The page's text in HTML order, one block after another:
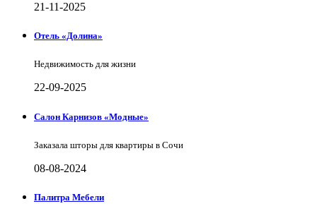
21-11-2025
Отель «Долина»
Недвижимость для жизни
22-09-2025
Салон Карнизов «Модные»
Заказала шторы для квартиры в Сочи
08-08-2024
Палитра Мебели